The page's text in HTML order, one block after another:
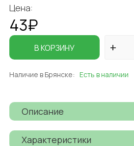
Цена:
43₽
В КОРЗИНУ
Наличие в Брянске: Есть в наличии
Описание
Характеристики